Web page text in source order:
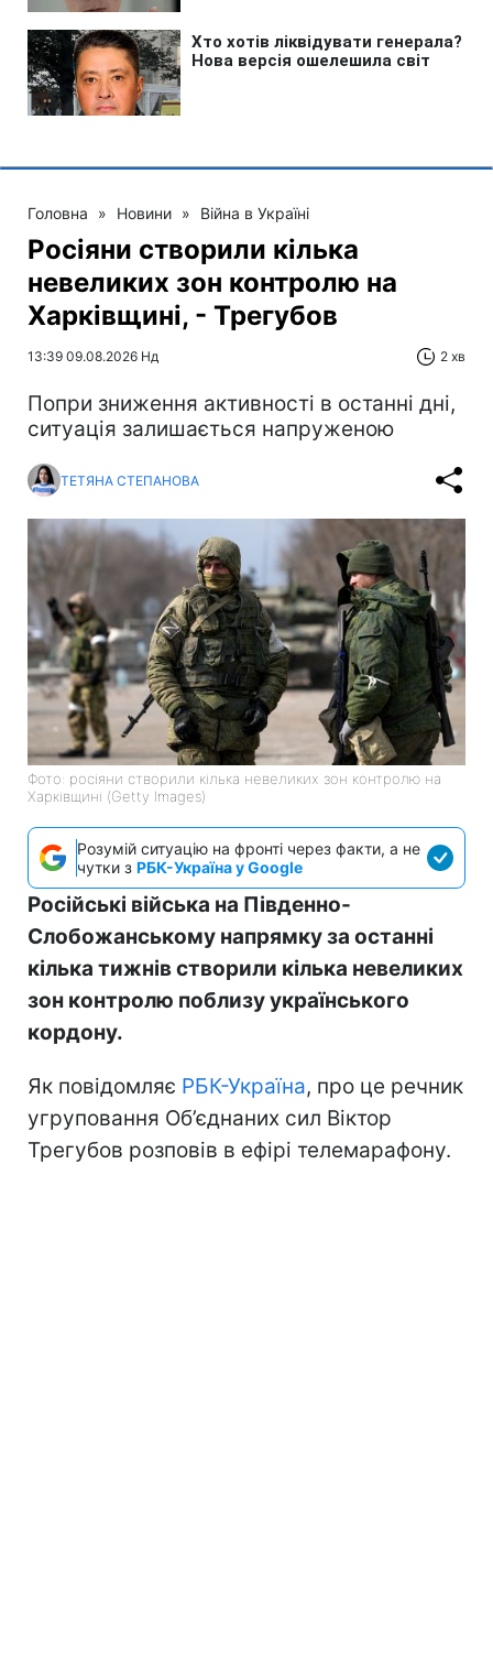
Головна » Новини » Війна в Україні
Росіяни створили кілька
невеликих зон контролю на
Харківщині, - Трегубов
13:39 09.08.2026 Нд 2 хв
Попри зниження активності в останні дні,
ситуація залишається напруженою
ТЕТЯНА СТЕПАНОВА
Фото: росіяни створили кілька невеликих зон контролю на
Харківщині (Getty Images)
Розумій ситуацію на фронті через факти, а не
чутки з РБК-Україна у Google
Російські війська на Південно-
Слобожанському напрямку за останні
кілька тижнів створили кілька невеликих
зон контролю поблизу українського
кордону.
Як повідомляє РБК-Україна, про це речник
угруповання Об’єднаних сил Віктор
Трегубов розповів в ефірі телемарафону.